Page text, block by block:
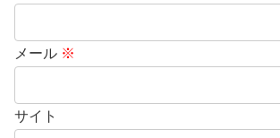
メール ※
サイト